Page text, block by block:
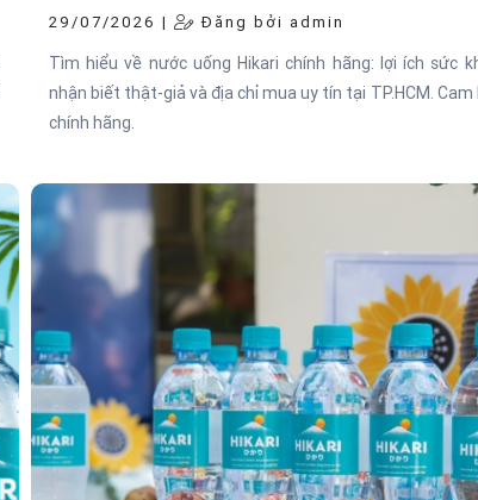
29/07/2026 | Đăng bởi admin
Tìm hiểu về nước uống Hikari chính hãng: lợi ích sức
nhận biết thật-giả và địa chỉ mua uy tín tại TP.HCM. Cam
chính hãng.